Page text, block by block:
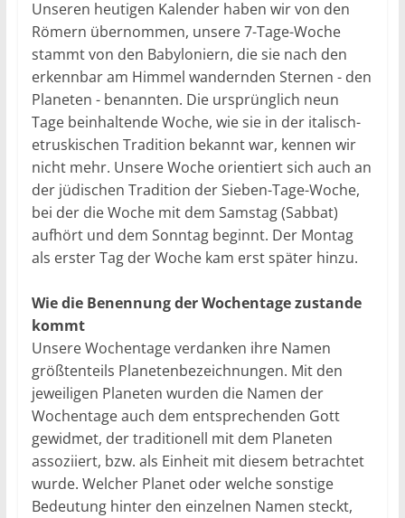
Unseren heutigen Kalender haben wir von den
Römern übernommen, unsere 7-Tage-Woche
stammt von den Babyloniern, die sie nach den
erkennbar am Himmel wandernden Sternen - den
Planeten - benannten. Die ursprünglich neun
Tage beinhaltende Woche, wie sie in der italisch-
etruskischen Tradition bekannt war, kennen wir
nicht mehr. Unsere Woche orientiert sich auch an
der jüdischen Tradition der Sieben-Tage-Woche,
bei der die Woche mit dem Samstag (Sabbat)
aufhört und dem Sonntag beginnt. Der Montag
als erster Tag der Woche kam erst später hinzu.
Wie die Benennung der Wochentage zustande
kommt
Unsere Wochentage verdanken ihre Namen
größtenteils Planetenbezeichnungen. Mit den
jeweiligen Planeten wurden die Namen der
Wochentage auch dem entsprechenden Gott
gewidmet, der traditionell mit dem Planeten
assoziiert, bzw. als Einheit mit diesem betrachtet
wurde. Welcher Planet oder welche sonstige
Bedeutung hinter den einzelnen Namen steckt,